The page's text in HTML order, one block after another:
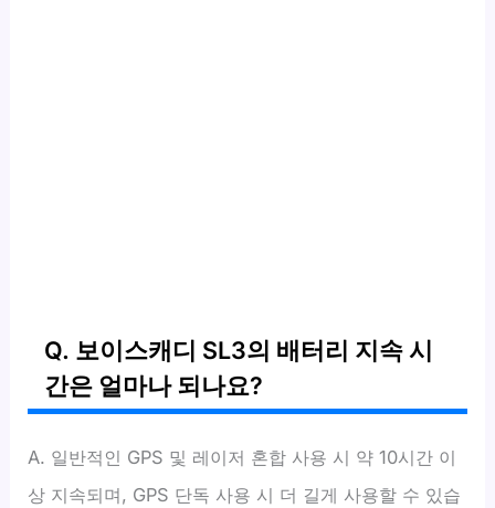
Q. 보이스캐디 SL3의 배터리 지속 시
간은 얼마나 되나요?
A. 일반적인 GPS 및 레이저 혼합 사용 시 약 10시간 이
상 지속되며, GPS 단독 사용 시 더 길게 사용할 수 있습